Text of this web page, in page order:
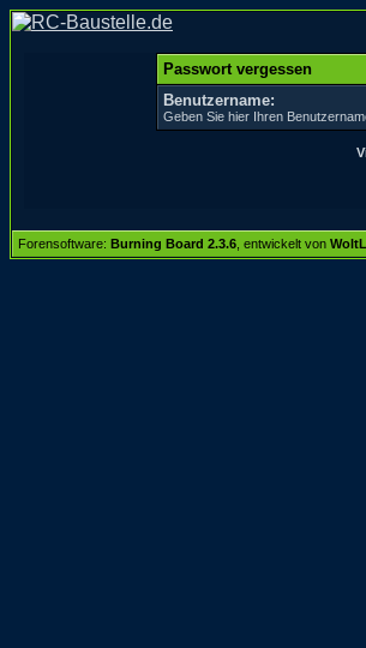
Passwort vergessen
Benutzername:
Geben Sie hier Ihren
Forensoftware: Burning Board 2.3.6 , entwickelt von